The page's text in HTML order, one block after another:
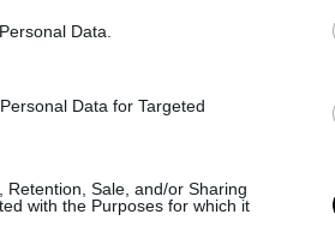
Data.
Data for Targeted
Sale, and/or Sharing
with the Purposes for which it
acierto desde la línea de
la pista lituana.
a conquistar Europa